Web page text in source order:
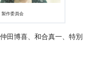
製作委員会
田博喜、和合真一、特別